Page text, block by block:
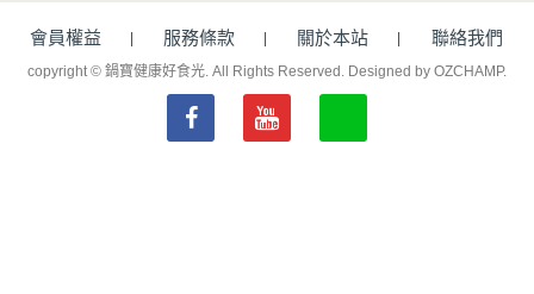
會員權益 服務條款 關於本站 聯絡我們
copyright © 鍋寶健康好食光. All Rights Reserved. Designed by OZCHAMP.